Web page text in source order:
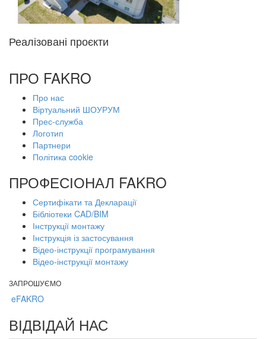
Реалізовані проєкти
ПРО FAKRO
Про нас
Віртуальний ШОУРУМ
Прес-служба
Логотип
Партнери
Політика cookie
ПРОФЕСІОНАЛ FAKRO
Сертифікати та Декларації
Бібліотеки CAD/BIM
Інструкції монтажу
Інструкція із застосування
Відео-інструкції програмування
Відео-інструкції монтажу
ЗАПРОШУЄМО
eFAKRO
ВІДВІДАЙ НАС